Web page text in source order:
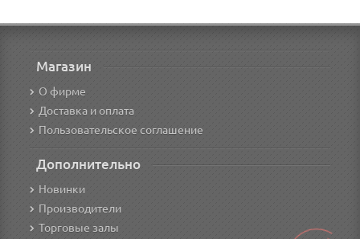
Магазин
О фирме
Доставка и оплата
Пользовательское соглашение
Дополнительно
Новинки
Производители
Торговые залы